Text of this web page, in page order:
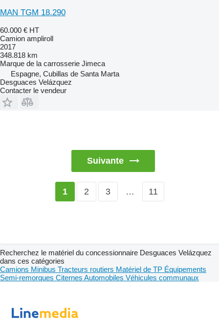
MAN TGM 18.290
60.000 € HT
Camion ampliroll
2017
348.818 km
Marque de la carrosserie Jimeca
Espagne, Cubillas de Santa Marta
Desguaces Velázquez
Contacter le vendeur
Suivante
1 2 3 … 11
Recherchez le matériel du concessionnaire Desguaces Velázquez
dans ces catégories
Camions Minibus Tracteurs routiers Matériel de TP Équipements
Semi-remorques Citernes Automobiles Véhicules communaux